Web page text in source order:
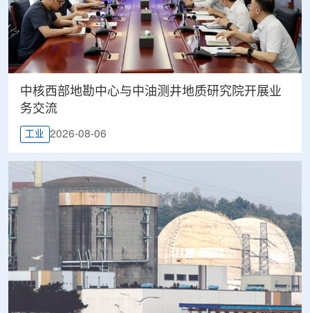
中核西部地勘中心与中油测井地质研究院开展业
务交流
工业 2026-08-06